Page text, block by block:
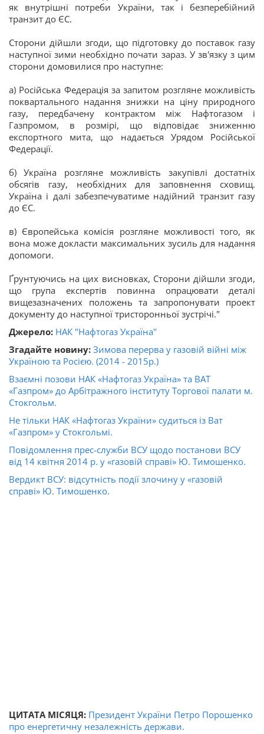
як внутрішні потреби України, так і безперебійний
транзит до ЄС.
Сторони дійшли згоди, що підготовку до поставок газу
наступної зими необхідно почати зараз. У зв'язку з цим
сторони домовилися про наступне:
а) Російська Федерація за запитом розгляне можливість
поквартального надання знижки на ціну природного
газу, передбачену контрактом між Нафтогазом і
Газпромом, в розмірі, що відповідає зниженню
експортного мита, що надається Урядом Російської
Федерації.
б) Україна розгляне можливість закупівлі достатніх
обсягів газу, необхідних для заповнення сховищ.
Україна і далі забезпечуватиме надійний транзит газу
до ЄС.
в) Європейська комісія розгляне можливості того, як
вона може докласти максимальних зусиль для надання
допомоги.
Ґрунтуючись на цих висновках, Сторони дійшли згоди,
що група експертів повинна опрацювати деталі
вищезазначених положень та запропонувати проект
документу до наступної тристоронньої зустрічі."
Джерело: НАК "Нафтогаз Україна"
Згадайте новину: Зимова перерва у газовій війні між
Україною та Росією. (2014 - 2015р.)
Взаємні позови НАК «Нафтогаз Україна» та ВАТ
«Газпром» до Арбітражного інституту Торгової палати м.
Стокгольм.
Не тільки НАК «Нафтогаз України» судиться із Ват
«Газпром» у Стокгольмі.
Повідомлення прес-служби ВСУ щодо постанови ВСУ
від 14 квітня 2014 р. у «газовій справі» Ю. Тимошенко.
Вердикт ВСУ: відсутність події злочину у «газовій
справі» Ю. Тимошенко.
ЦИТАТА МІСЯЦЯ: Президент України Петро Порошенко
про енергетичну незалежність держави.